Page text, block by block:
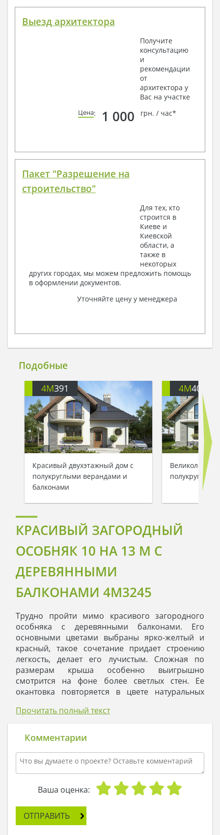
Выезд архитектора
Получите
консультацию
и
рекомендации
от
архитектора у
Вас на участке
Цена: 1 000 грн. / час*
Пакет "Разрешение на
строительство"
Для тех, кто
строится в
Киеве и
Киевской
области, а
также в
некоторых
других городах, мы можем предложить помощь
в оформлении документов.
Уточняйте цену у менеджера
Подобные
4M391
Красивый двухэтажный дом с
полукруглыми верандами и
балконами
4M401
КРАСИВЫЙ ЗАГОРОДНЫЙ
ОСОБНЯК 10 НА 13 М С
ДЕРЕВЯННЫМИ
БАЛКОНАМИ 4M3245
Трудно пройти мимо красивого загородного
особняка с деревянными балконами. Его
основными цветами выбраны ярко-желтый и
красный, такое сочетание придает строению
легкость, делает его лучистым. Сложная по
размерам крыша особенно выигрышно
смотрится на фоне более светлых стен. Ее
окантовка повторяется в цвете натуральных
древесины: оконных и дверных коробок,
среди загородной, окрашенной в разноцветные
тона, растительности.
Строение рассчитано на проживание
дружелюбной, почитающей гостей семьи.
Самое большое внимание уделено
пространству для родственных встреч. Оно
расположена вокруг действующего камина и за
счет собственного выхода на загородных
Прочитать полный текст
Комментарии
Ваша оценка:
ОТПРАВИТЬ